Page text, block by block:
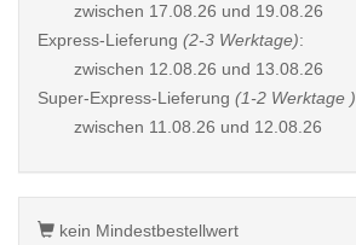
zwischen 17.08.26 und 19.08.26
Express-Lieferung (2-3 Werktage):
zwischen 12.08.26 und 13.08.26
Super-Express-Lieferung (1-2 Werktage )
zwischen 11.08.26 und 12.08.26
kein Mindestbestellwert